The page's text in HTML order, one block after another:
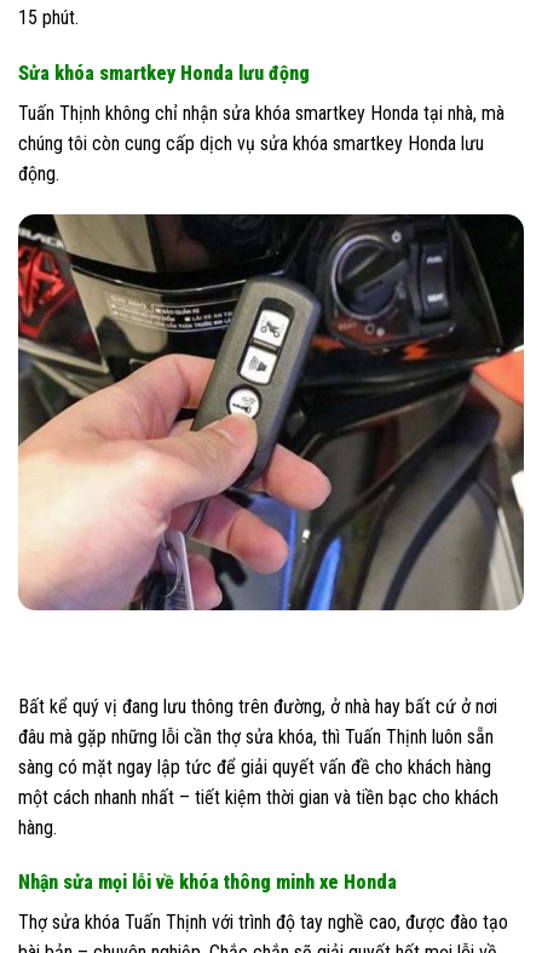
15 phút.
Sửa khóa smartkey Honda lưu động
Tuấn Thịnh không chỉ nhận sửa khóa smartkey Honda tại nhà, mà
chúng tôi còn cung cấp dịch vụ sửa khóa smartkey Honda lưu
động.
Bất kể quý vị đang lưu thông trên đường, ở nhà hay bất cứ ở nơi
đâu mà gặp những lỗi cần thợ sửa khóa, thì Tuấn Thịnh luôn sẵn
sàng có mặt ngay lập tức để giải quyết vấn đề cho khách hàng
một cách nhanh nhất – tiết kiệm thời gian và tiền bạc cho khách
hàng.
Nhận sửa mọi lỗi về khóa thông minh xe Honda
Thợ sửa khóa Tuấn Thịnh với trình độ tay nghề cao, được đào tạo